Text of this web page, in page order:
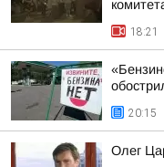
18:21
20:15
Олег